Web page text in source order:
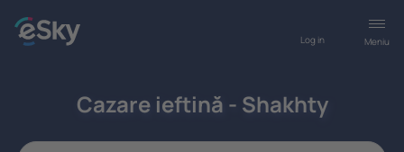
Meniu
Log in
Cazare ieftină - Shakhty